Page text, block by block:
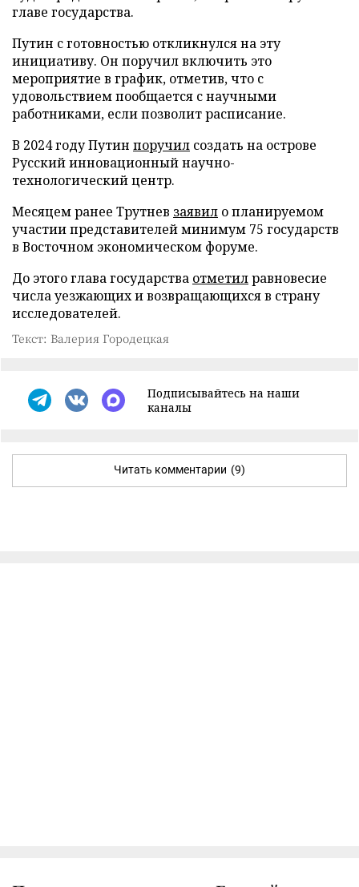
главе государства.
Путин с готовностью откликнулся на эту
инициативу. Он поручил включить это
мероприятие в график, отметив, что с
удовольствием пообщается с научными
работниками, если позволит расписание.
В 2024 году Путин поручил создать на острове
Русский инновационный научно-
технологический центр.
Месяцем ранее Трутнев заявил о планируемом
участии представителей минимум 75 государств
в Восточном экономическом форуме.
До этого глава государства отметилравновесие
числа уезжающих и возвращающихся в страну
исследователей.
Текст: Валерия Городецкая
Подписывайтесь на наши
каналы
Читать комментарии (9)